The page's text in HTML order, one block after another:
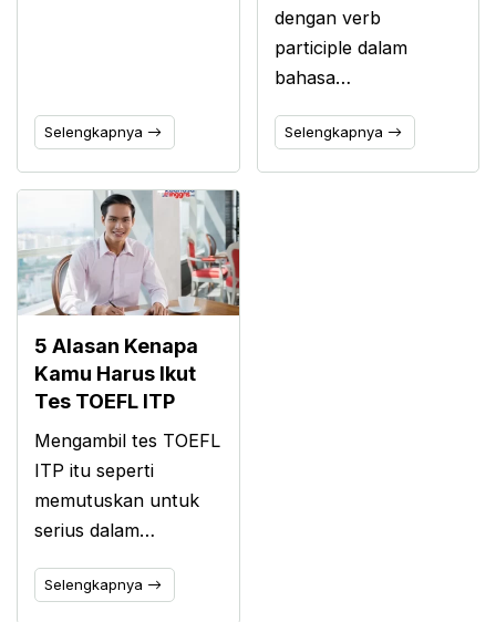
Selengkapnya
dengan verb
participle dalam
bahasa…
Selengkapnya
5 Alasan Kenapa
Kamu Harus Ikut
Tes TOEFL ITP
Mengambil tes TOEFL
ITP itu seperti
memutuskan untuk
serius dalam…
Selengkapnya